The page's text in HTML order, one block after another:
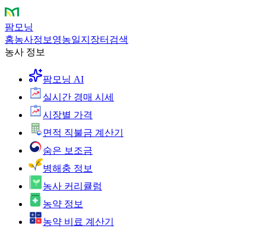
팜모닝
홈농사정보 영농일지 장터 검색
농사 정보
팜모닝 AI
실시간 경매 시세
시장별 가격
면적 직불금 계산기
숨은 보조금
병해충 정보
농사 커리큘럼
농약 정보
농약 비료 계산기